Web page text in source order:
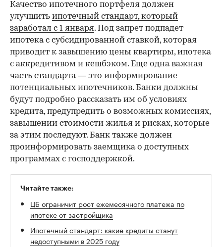
Качество ипотечного портфеля должен
улучшить ипотечный стандарт, который
заработал с 1 января. Под запрет подпадет
ипотека с субсидированной ставкой, которая
приводит к завышению цены квартиры, ипотека
с аккредитивом и кешбэком. Еще одна важная
часть стандарта — это информирование
потенциальных ипотечников. Банки должны
будут подробно рассказать им об условиях
кредита, предупредить о возможных комиссиях,
завышении стоимости жилья и рисках, которые
за этим последуют. Банк также должен
проинформировать заемщика о доступных
программах с господдержкой.
Читайте также:
ЦБ ограничит рост ежемесячного платежа по
ипотеке от застройщика
Ипотечный стандарт: какие кредиты станут
недоступными в 2025 году